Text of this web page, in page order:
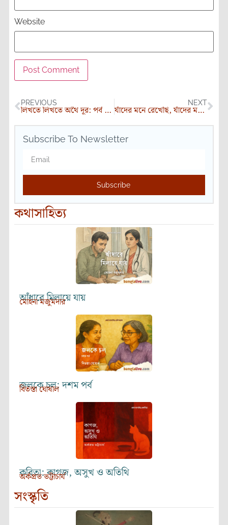
Website
PREVIOUS
লিখতে লিখতে অথৈ দূর: পর্ব ১০ – অল্প কথার জীবন
NEXT
যাঁদের মনে রেখেছি, যাঁদের মনে রাখিনি: পর্ব ৬- দুই বন্ধুর কথা
Subscribe To Newsletter
Subscribe
কথাসাহিত্য
আঁধারে মিলায়ে যায়
মোহনা মজুমদার
জলকে চল: দশম পর্ব
বিতস্তা ঘোষাল
কবিতা: কাগজ, অসুখ ও অতিথি
অর্কপ্রভ ভট্টাচার্য
সংস্কৃতি